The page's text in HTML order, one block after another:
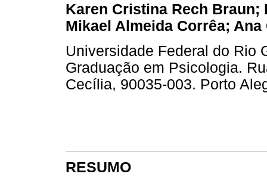
Karen Cristina Rech
Mikael Almeida Corrêa;
Universidade Federal do Rio
Graduação em Psicologia.
Cecília, 90035-003. Porto
RESUMO